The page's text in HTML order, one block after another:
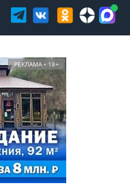
РЕКЛАМА • 18+